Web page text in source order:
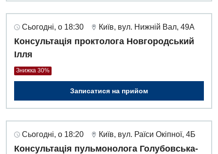
Сьогодні, о 18:30 Київ, вул. Нижній Вал, 49А
Консультація проктолога Новгородський
Ілля
Знижка 30%
Записатися на прийом
Сьогодні, о 18:20 Київ, вул. Раїси Окіпної, 4Б
Консультація пульмонолога Голубовська-